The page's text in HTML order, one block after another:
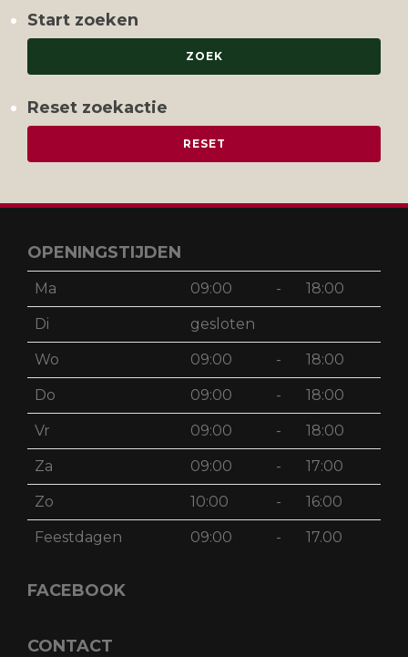
Start zoeken
Reset zoekactie
OPENINGSTIJDEN
Ma 09:00 - 18:00
Di gesloten
Wo 09:00 - 18:00
Do 09:00 - 18:00
Vr 09:00 - 18:00
Za 09:00 - 17:00
Zo 10:00 - 16:00
Feestdagen 09:00 - 17.00
FACEBOOK
CONTACT